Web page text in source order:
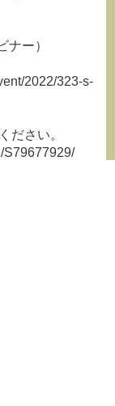
ナー）
2022/323-s-
ださい。